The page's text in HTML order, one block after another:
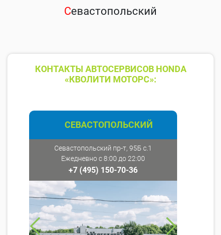
Севастопольский
КОНТАКТЫ АВТОСЕРВИСОВ HONDA
«КВОЛИТИ МОТОРС»:
СЕВАСТОПОЛЬСКИЙ
Севастопольский пр-т, 95Б с.1
Ежедневно с 8:00 до 22:00
+7 (495) 150-70-36